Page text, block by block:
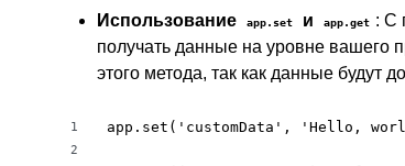
Использование app.set и app.get : С
получать данные на уровне вашего
этого метода, так как данные будут
1
2
app.set('customData', 'Hello,